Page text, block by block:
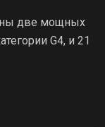
две мощных
G4, и 21